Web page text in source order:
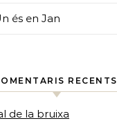
és en Jan
RECENTS
de la bruixa